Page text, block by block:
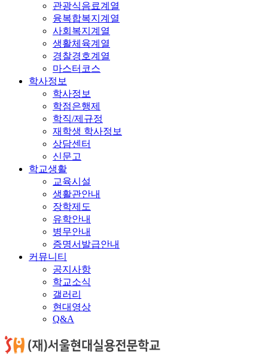
관광식음료계열
융복합복지계열
사회복지계열
생활체육계열
경찰경호계열
마스터코스
학사정보
학사정보
학점은행제
학직/제규정
재학생 학사정보
상담센터
신문고
학교생활
교육시설
생활관안내
장학제도
유학안내
병무안내
증명서발급안내
커뮤니티
공지사항
학교소식
갤러리
현대영상
Q&A